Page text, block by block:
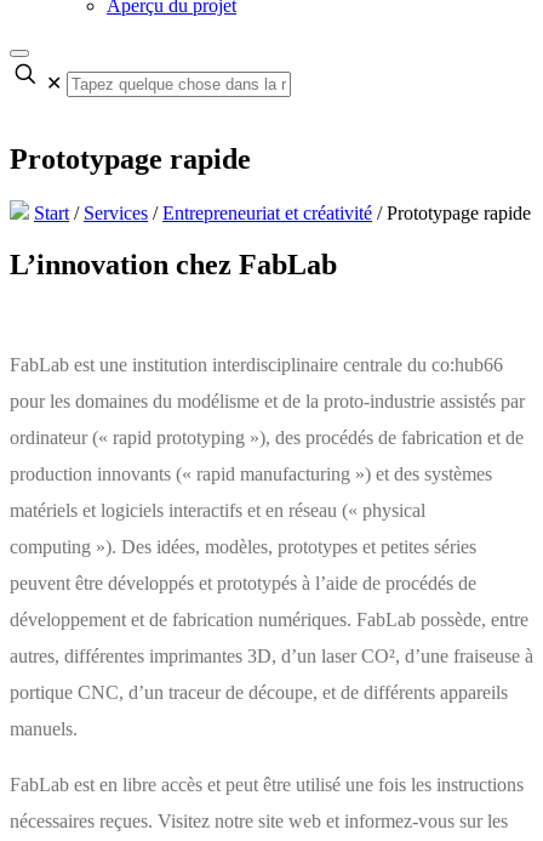
Aperçu du projet
✕
Prototypage rapide
Start / Services /Entrepreneuriat et créativité /Prototypage rapide
L’innovation chez FabLab
FabLab est une institution interdisciplinaire centrale du co:hub66
pour les domaines du modélisme et de la proto-industrie assistés par
ordinateur (« rapid prototyping »), des procédés de fabrication et de
production innovants (« rapid manufacturing ») et des systèmes
matériels et logiciels interactifs et en réseau (« physical
computing »). Des idées, modèles, prototypes et petites séries
peuvent être développés et prototypés à l’aide de procédés de
développement et de fabrication numériques. FabLab possède, entre
autres, différentes imprimantes 3D, d’un laser CO², d’une fraiseuse à
portique CNC, d’un traceur de découpe, et de différents appareils
manuels.
FabLab est en libre accès et peut être utilisé une fois les instructions
nécessaires reçues. Visitez notre site web et informez-vous sur les